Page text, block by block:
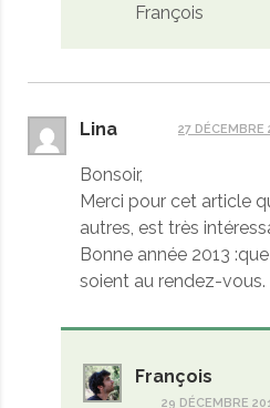
François
Lina 27 DÉCEMBRE
Bonsoir,
Merci pour cet article
autres, est très
Bonne année 2013
soient au rendez-vous.
François
29 DÉCEMBRE